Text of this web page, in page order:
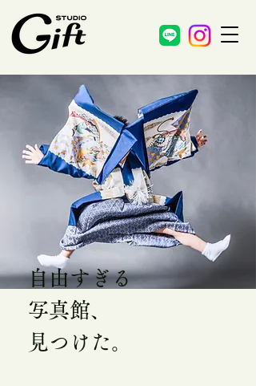
自由すぎる
写真館、
見つけた。